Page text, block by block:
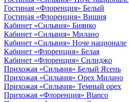
Гостиная «Флоренция» Белый
Гостиная «Флоренция» Вишня
Кабинет «Сильвия» Биянко
Кабинет «Сильвия» Милано
Кабинет «Сильвия» Ноче национале
Кабинет «Флоренция» Белая
Кабинет «Флоренция» Силиджо
Прихожая «Сильвия» Белый Ясень
Прихожая «Сильвия» Орех Милано
Прихожая «Сильвия» Темный орех
Прихожая «Флоренция» Bianco